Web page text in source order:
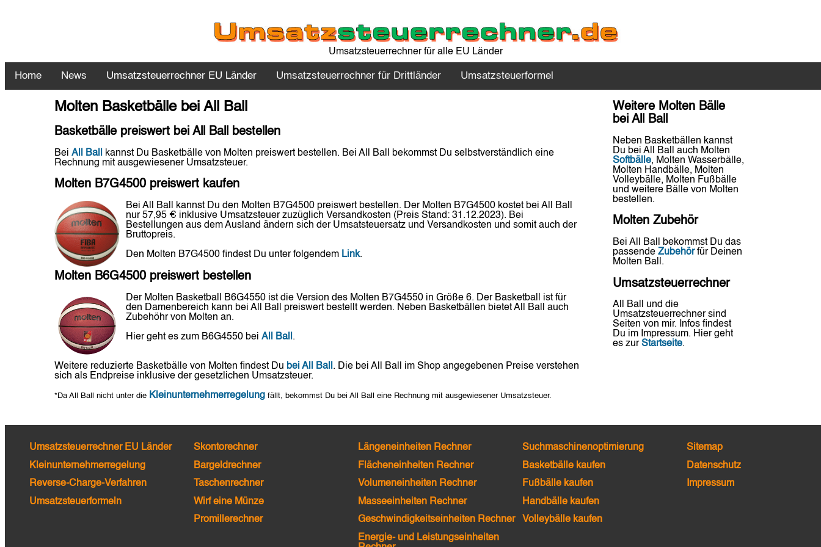
Umsatzsteuerrechner für alle EU Länder
Home News Umsatzsteuerrechner EU Länder Umsatzsteuerrechner für Drittländer Umsatzsteuerformel
Molten Basketbälle bei All Ball
Basketbälle preiswert bei All Ball bestellen
Bei All Ball
kannst Du Basketbälle von Molten preiswert bestellen. Bei All Ball bekommst Du selbstverständlich eine
Rechnung mit ausgewiesener Umsatzsteuer.
Molten B7G4500 preiswert kaufen
Bei All Ball kannst Du den Molten B7G4500 preiswert bestellen. Der Molten B7G4500 kostet bei All Ball
nur 57,95 € inklusive Umsatzsteuerzuzüglich Versandkosten (Preis Stand: 31.12.2023). Bei
Bestellungen aus dem Ausland ändern sich der Umsatsteuersatz und Versandkosten und somit auch der
Bruttopreis.
Den Molten B7G4500 findest Du unter folgendem Link.
Molten B6G4500 preiswert bestellen
Der Molten Basketball B6G4550 ist die Version des Molten B7G4550 in Größe 6. Der Basketball ist für
den Damenbereich kann bei All Ball preiswert bestellt werden. Neben Basketbällen bietet All Ball auch
Zubehöhr von Molten an.
Hier geht es zum B6G4550 beiAll Ball .
Weitere reduzierte Basketbälle von Molten findest Du bei All Ball . Die bei All Ball im Shop angegebenen Preise verstehen
sich als Endpreise inklusive der gesetzlichen Umsatzsteuer.
*Da All Ball nicht unter die Kleinunternehmerregelung fällt, bekommst Du bei All Ball eine Rechnung mit ausgewiesener Umsatzsteuer.
Weitere Molten Bälle
bei All Ball
Neben Basketbällen kannst
Du bei All Ball auch Molten
Softbälle, Molten Wasserbälle,
Molten Handbälle, Molten
Volleybälle, Molten Fußbälle
und weitere Bälle von Molten
bestellen.
Molten Zubehör
Bei All Ball bekommst Du das
passende Zubehörfür Deinen
Molten Ball.
Umsatzsteuerrechner
All Ball und die
Umsatzsteuerrechner sind
Seiten von mir. Infos findest
Du im Impressum. Hier geht
es zurStartseite.
Umsatzsteuerrechner EU Länder
Kleinunternehmerregelung
Reverse-Charge-Verfahren
Umsatzsteuerformeln
Skontorechner
Bargeldrechner
Taschenrechner
Wirf eine Münze
Promillerechner
Längeneinheiten Rechner
Flächeneinheiten Rechner
Volumeneinheiten Rechner
Masseeinheiten Rechner
Geschwindigkeitseinheiten Rechner
Energie- und Leistungseinheiten
Suchmaschinenoptimierung
Basketbälle kaufen
Fußbälle kaufen
Handbälle kaufen
Volleybälle kaufen
Sitemap
Datenschutz
Impressum